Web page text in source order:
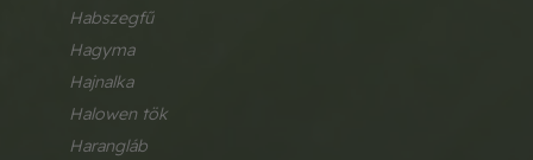
habszegfű
hagyma
hajnalka
halowen tök
harangláb